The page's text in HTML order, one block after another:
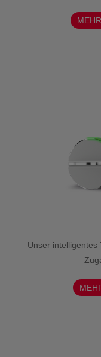
Unser intelligentes